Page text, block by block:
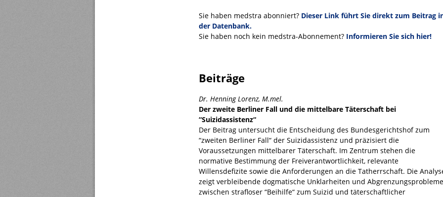
Sie haben medstra abonniert? Dieser Link führt Sie direkt zum Beitrag
der Datenbank.
Sie haben noch kein medstra-Abonnement? Informieren Sie sich hier!
Beiträge
Dr. Henning Lorenz, M.mel.
Der zweite Berliner Fall und die mittelbare Täterschaft bei
“Suizidassistenz“
Der Beitrag untersucht die Entscheidung des Bundesgerichtshof zum
“zweiten Berliner Fall“ der Suizidassistenz und präzisiert die
Voraussetzungen mittelbarer Täterschaft. Im Zentrum stehen die
normative Bestimmung der Freiverantwortlichkeit, relevante
Willensdefizite sowie die Anforderungen an die Tatherrschaft. Die
zeigt verbleibende dogmatische Unklarheiten und Abgrenzungsprobleme
zwischen strafloser “Beihilfe“ zum Suizid und täterschaftlicher